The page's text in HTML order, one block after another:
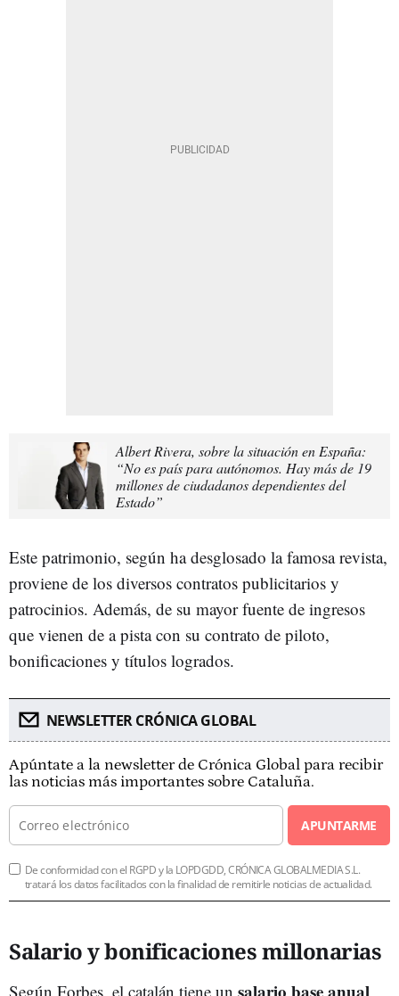
Albert Rivera, sobre la situación en España:
“No es país para autónomos. Hay más de 19
millones de ciudadanos dependientes del
Estado”
Este patrimonio, según ha desglosado la famosa revista,
proviene de los diversos contratos publicitarios y
patrocinios. Además, de su mayor fuente de ingresos
que vienen de a pista con su contrato de piloto,
bonificaciones y títulos logrados.
NEWSLETTER CRÓNICA GLOBAL
Apúntate a la newsletter de Crónica Global para recibir
las noticias más importantes sobre Cataluña.
APUNTARME
De conformidad con el RGPD y la LOPDGDD, CRÓNICA GLOBALMEDIA S.L.
tratará los datos facilitados con la finalidad de remitirle noticias de actualidad.
Salario y bonificaciones millonarias
Según Forbes, el catalán tiene un salario base anual